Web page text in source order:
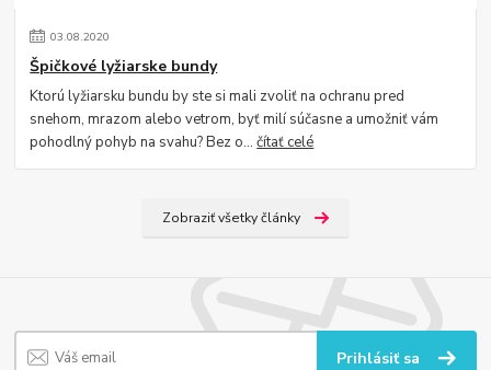
03.08.2020
Špičkové lyžiarske bundy
Ktorú lyžiarsku bundu by ste si mali zvoliť na ochranu pred
snehom, mrazom alebo vetrom, byť milí súčasne a umožniť vám
pohodlný pohyb na svahu? Bez o...čítať celé
Zobraziť všetky články
Prihlásiť sa